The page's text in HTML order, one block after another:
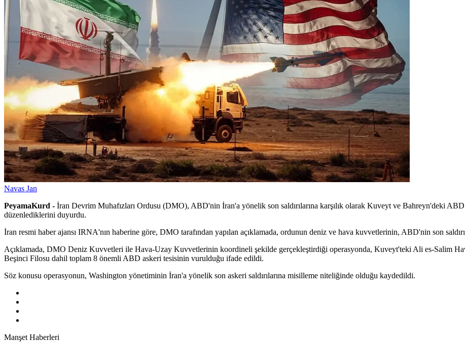
Navas Jan
PeyamaKurd - İran Devrim Muhafızları Ordusu (DMO), ABD'nin İran'a yönelik son saldırılarına karşılık olarak Kuveyt ve Bahreyn'deki ABD
düzenlediklerini duyurdu.
İran resmi haber ajansı IRNA'nın haberine göre, DMO tarafından yapılan açıklamada, ordunun deniz ve hava kuvvetlerinin, ABD'nin son
Açıklamada, DMO Deniz Kuvvetleri ile Hava-Uzay Kuvvetlerinin koordineli şekilde gerçekleştirdiği operasyonda, Kuveyt'teki Ali es-Salim
Beşinci Filosu dahil toplam 8 önemli ABD askeri tesisinin vurulduğu ifade edildi.
Söz konusu operasyonun, Washington yönetiminin İran'a yönelik son askeri saldırılarına misilleme niteliğinde olduğu kaydedildi.
Manşet Haberleri